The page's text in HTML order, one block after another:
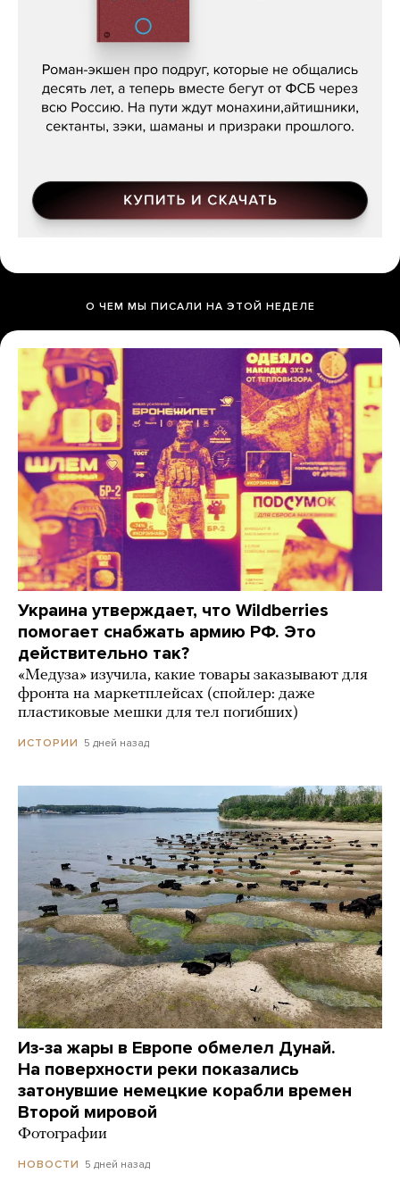
Кира Ярмыш, «Тут недалеко»
О ЧЕМ МЫ ПИСАЛИ НА ЭТОЙ НЕДЕЛЕ
Украина утверждает, что Wildberries
помогает снабжать армию РФ. Это
действительно так?
«Медуза» изучила, какие товары заказывают для
фронта на маркетплейсах (спойлер: даже
пластиковые мешки для тел погибших)
ИСТОРИИ 5 дней назад
Из-за жары в Европе обмелел Дунай.
На поверхности реки показались
затонувшие немецкие корабли времен
Второй мировой
Фотографии
НОВОСТИ 5 дней назад